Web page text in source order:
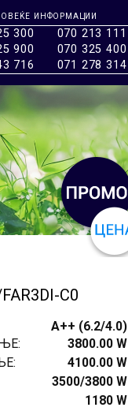
ИНФОРМАЦИИ
300
070 213 111
900
070 325 400
716
071 278 314
C0
A++ (6.2/4.0)
3800.00 W
4100.00 W
3500/3800 W
1180 W